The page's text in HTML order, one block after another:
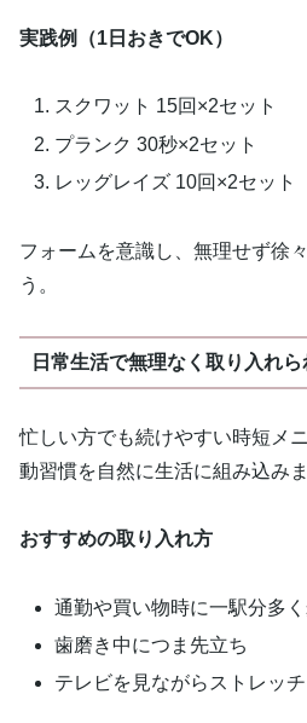
実践例（1日おきでOK）
スクワット 15回×2セット
プランク 30秒×2セット
レッグレイズ 10回×2セット
フォームを意識し、無理せず徐
う。
日常生活で無理なく取り入れ
忙しい方でも続けやすい時短メ
動習慣を自然に生活に組み込みま
おすすめの取り入れ方
通勤や買い物時に一駅分多く
歯磨き中につま先立ち
テレビを見ながらストレッチ